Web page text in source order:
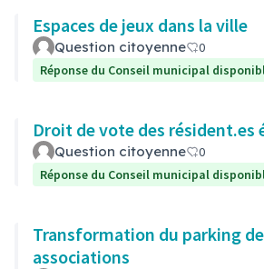
Espaces de jeux dans la ville
Question citoyenne
0
Réponse du Conseil municipal
Droit de vote des résident.es
Question citoyenne
0
Réponse du Conseil municipal
Transformation du parking
associations